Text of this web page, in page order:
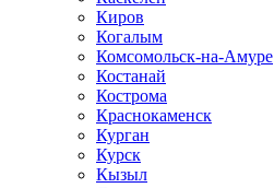
Киров
Когалым
Комсомольск-на-Амуре
Костанай
Кострома
Краснокаменск
Курган
Курск
Кызыл